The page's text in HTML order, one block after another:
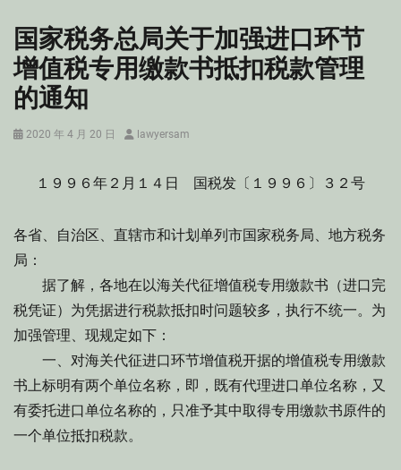
国家税务总局关于加强进口环节
增值税专用缴款书抵扣税款管理
的通知
Posted
2020 年 4 月 20 日 Authorlawyersam
１９９６年２月１４日 国税发〔１９９６〕３２号
各省、自治区、直辖市和计划单列市国家税务局、地方税务
局：
据了解，各地在以海关代征增值税专用缴款书（进口完
税凭证）为凭据进行税款抵扣时问题较多，执行不统一。为
加强管理、现规定如下：
一、对海关代征进口环节增值税开据的增值税专用缴款
书上标明有两个单位名称，即，既有代理进口单位名称，又
有委托进口单位名称的，只准予其中取得专用缴款书原件的
一个单位抵扣税款。